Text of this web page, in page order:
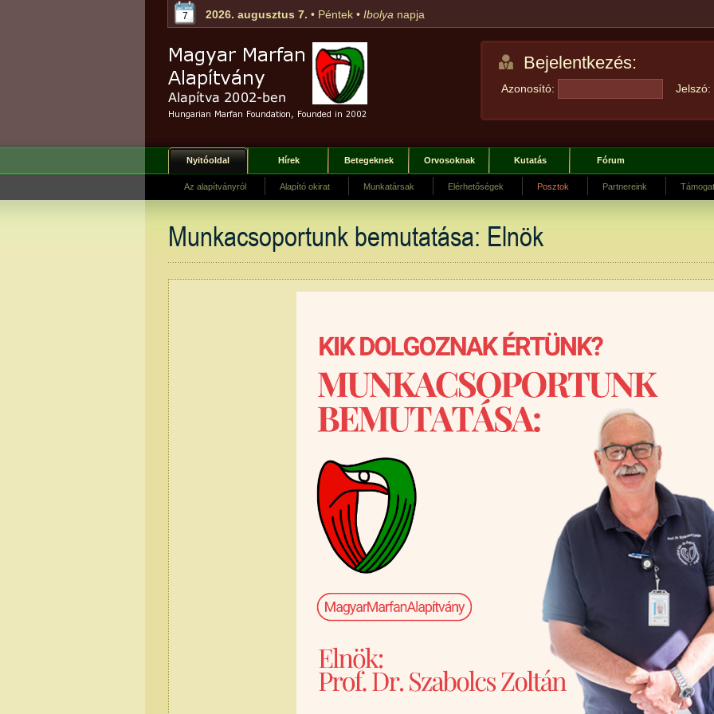
7 2026. augusztus 7. • Péntek • Ibolya napja
Bejelentkezés:
Azonosító: Jelszó:
Nyitóoldal Hírek Betegeknek Orvosoknak Kutatás Fórum
Az alapítványról Alapító okirat Munkatársak Elérhetőségek Posztok Partnereink
Munkacsoportunk bemutatása: Elnök